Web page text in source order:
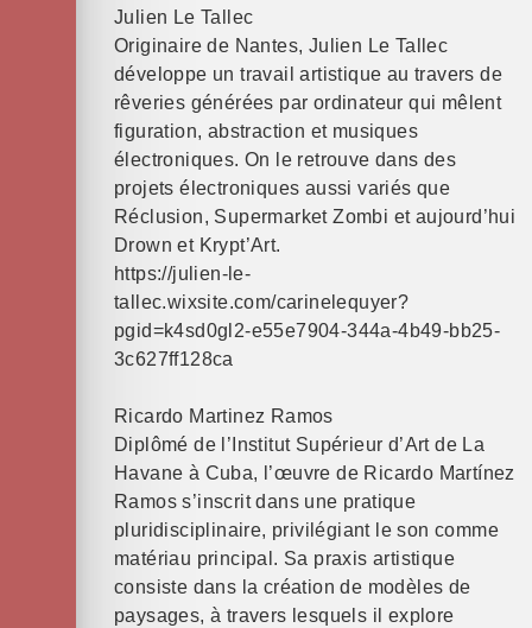
Julien Le Tallec
Originaire de Nantes, Julien Le Tallec
développe un travail artistique au travers de
rêveries générées par ordinateur qui mêlent
figuration, abstraction et musiques
électroniques. On le retrouve dans des
projets électroniques aussi variés que
Réclusion, Supermarket Zombi et aujourd’hui
Drown et Krypt’Art.
https://julien-le-
tallec.wixsite.com/carinelequyer?
pgid=k4sd0gl2-e55e7904-344a-4b49-bb25-
3c627ff128ca
Ricardo Martinez Ramos
Diplômé de l’Institut Supérieur d’Art de La
Havane à Cuba, l’œuvre de Ricardo Martínez
Ramos s’inscrit dans une pratique
pluridisciplinaire, privilégiant le son comme
matériau principal. Sa praxis artistique
consiste dans la création de modèles de
paysages, à travers lesquels il explore